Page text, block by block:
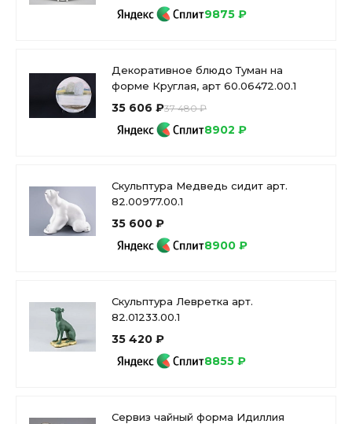
9875 ₽
Декоративное блюдо Туман на
форме Круглая, арт 60.06472.00.1
35 606 ₽37 480 ₽
8902 ₽
Скульптура Медведь сидит арт.
82.00977.00.1
35 600 ₽
8900 ₽
Скульптура Левретка арт.
82.01233.00.1
35 420 ₽
8855 ₽
Сервиз чайный форма Идиллия